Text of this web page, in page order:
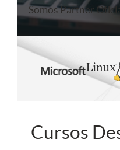
Somos Partner
Cursos